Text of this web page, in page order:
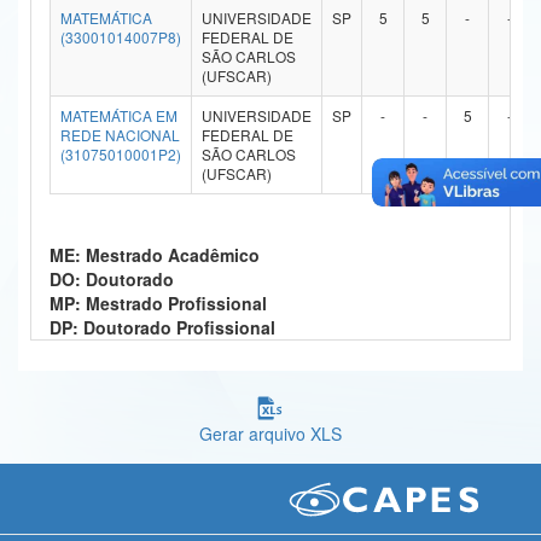
Ministério da Ciência, Tecnologia, Inovações e Comunicações
Ministério do Turismo
Ministério do Desenvolvimento Regional
Ministério da Mulher, da Família e dos Direitos Humanos
Secretaria-Geral
Advocacia-Geral da União
MATEMÁTICA
(33001014007P8)
UNIVERSIDADE
FEDERAL DE
SÃO CARLOS
(UFSCAR)
SP 5 5 - -
MATEMÁTICA EM
REDE NACIONAL
(31075010001P2)
UNIVERSIDADE
FEDERAL DE
SÃO CARLOS
(UFSCAR)
SP - - 5 -
ME: Mestrado Acadêmico
DO: Doutorado
MP: Mestrado Profissional
DP: Doutorado Profissional
Gerar arquivo XLS